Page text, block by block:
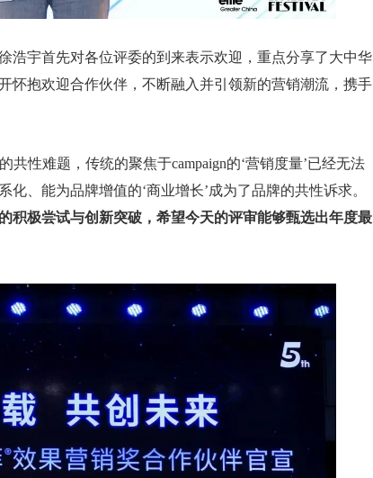
浩宇首先对各位评委的到来表示欢迎，重点分享了大中华
怀抱欢迎合作伙伴，不断融入并引领新的营销潮流，携手
共性难题，传统的聚焦于campaign的‘营销度量’已经无法
、能为品牌增值的‘商业增长’成为了品牌的共性诉求。
积极尝试与创新突破，希望今天的评审能够甄选出年度最